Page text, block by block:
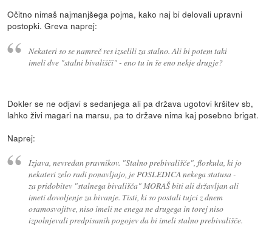
Očitno nimaš najmanjšega pojma, kako naj bi delovali upravni
postopki. Greva naprej:
Nekateri so se namreč res izselili za stalno. Ali bi potem taki
imeli dve "stalni bivališči" - eno tu in še eno nekje drugje?
Dokler se ne odjavi s sedanjega ali pa država ugotovi kršitev sb,
lahko živi magari na marsu, pa to države nima kaj posebno brigat.
Naprej:
Izjava, nevredan pravnikov. "Stalno prebivališče", floskula, ki jo
nekateri zelo radi ponavljajo, je POSLEDICA nekega statusa -
za pridobitev "stalnega bivališča" MORAŠ biti ali državljan ali
imeti dovoljenje za bivanje. Tisti, ki so postali tujci z dnem
osamosvojitve, niso imeli ne enega ne drugega in torej niso
izpolnjevali predpisanih pogojev da bi imeli stalno prebivališče.